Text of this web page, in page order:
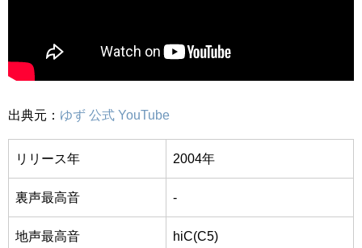
出典元： ゆず 公式 YouTube
リリース年 2004年
裏声最高音 -
地声最高音 hiC(C5)